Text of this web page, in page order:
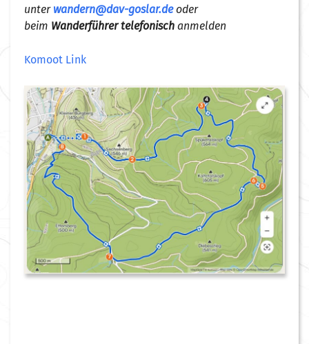
unter wandern@dav-goslar.deoder
beim Wanderführer telefonisch anmelden
Komoot Link